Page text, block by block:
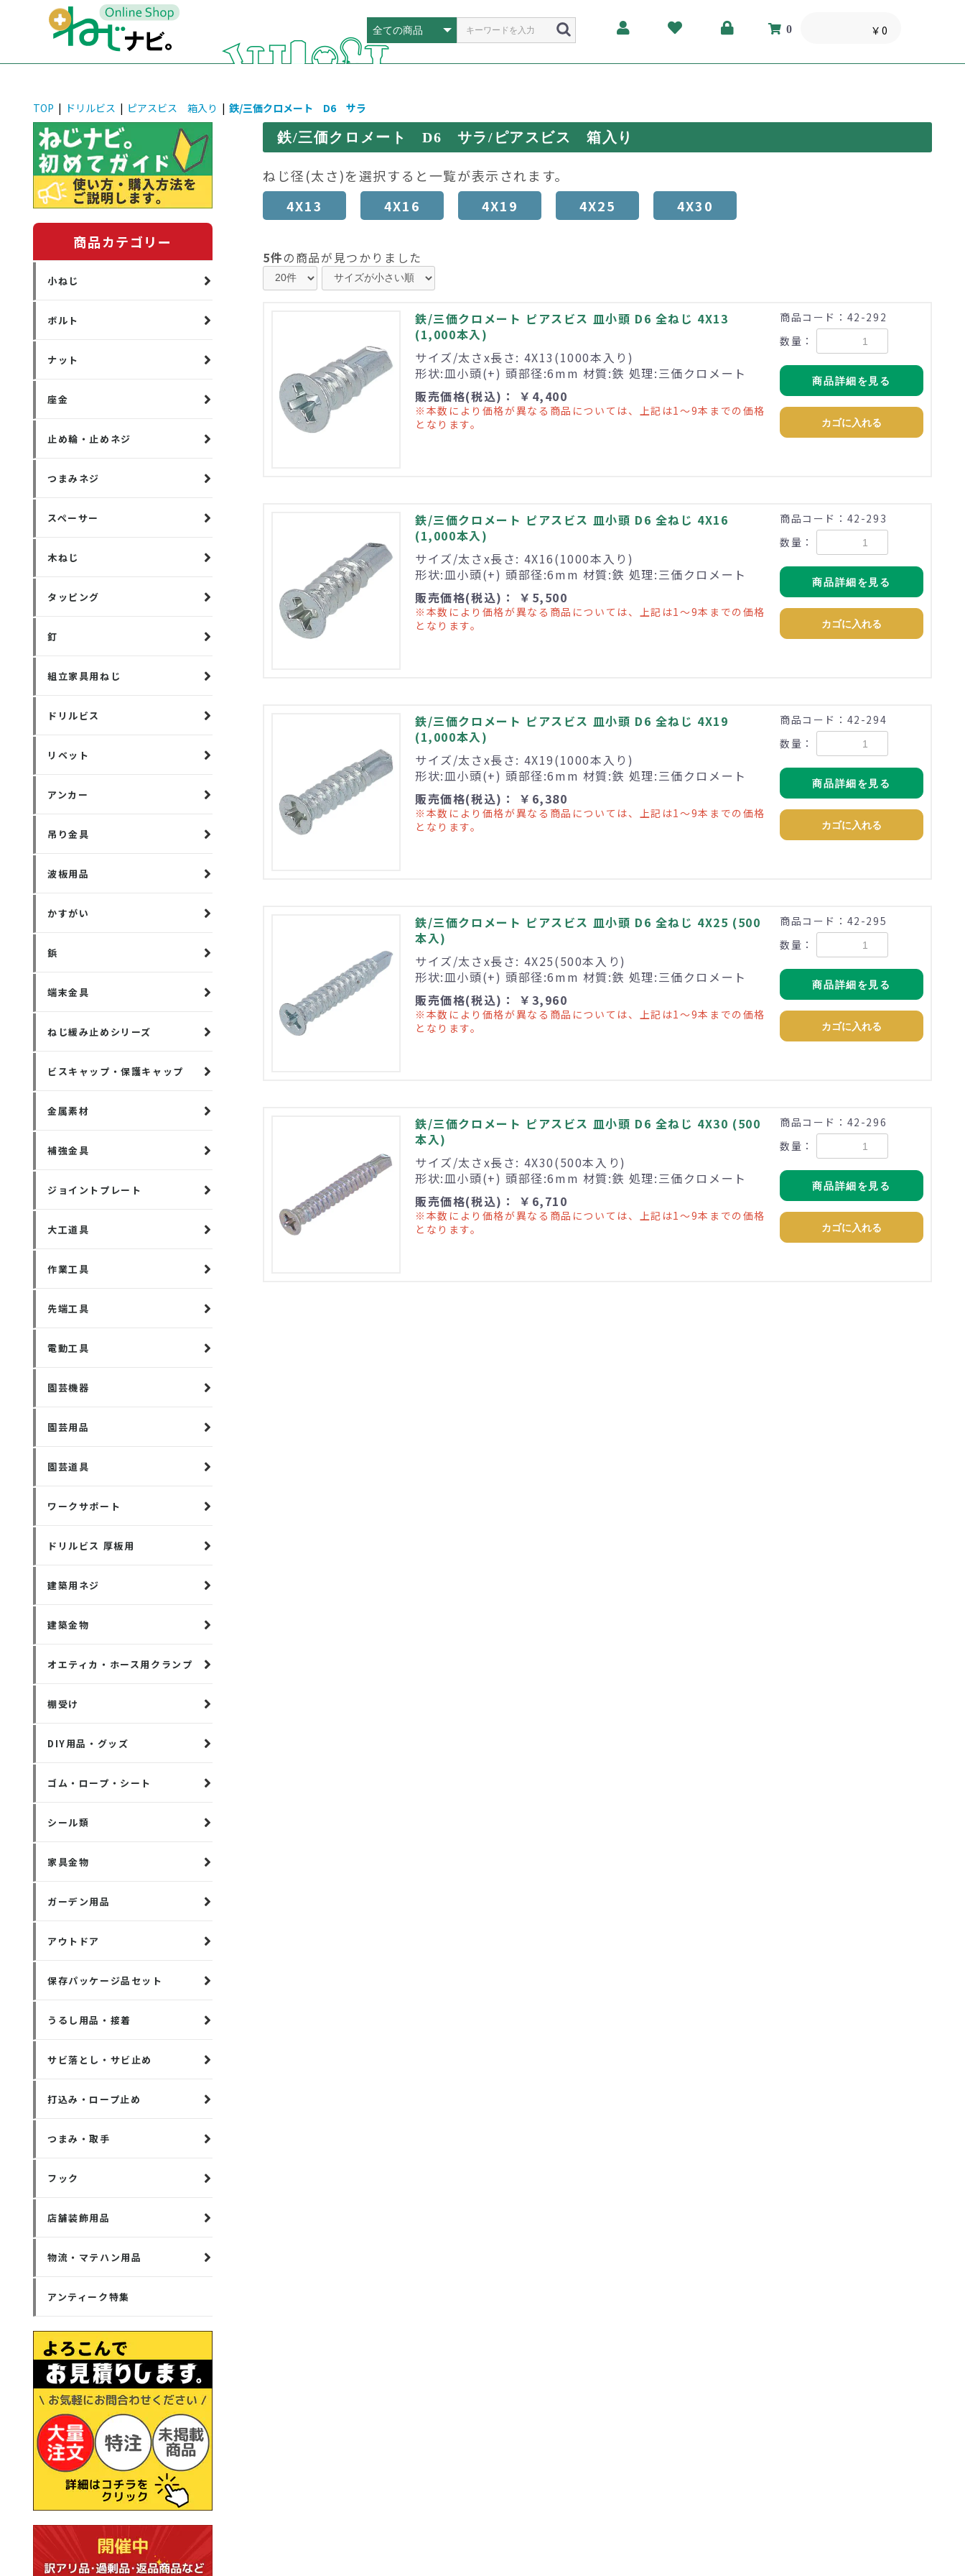
0 ￥0
TOP | ドリルビス | ピアスビス 箱入り | 鉄/三価クロメート D6 サラ
商品カテゴリー
小ねじ
ボルト
ナット
座金
止め輪・止めネジ
つまみネジ
スペーサー
木ねじ
タッピング
釘
組立家具用ねじ
ドリルビス
リベット
アンカー
吊り金具
波板用品
かすがい
鋲
端末金具
ねじ緩み止めシリーズ
ビスキャップ・保護キャップ
金属素材
補強金具
ジョイントプレート
大工道具
作業工具
先端工具
電動工具
園芸機器
園芸用品
園芸道具
ワークサポート
ドリルビス 厚板用
建築用ネジ
建築金物
オエティカ・ホース用クランプ
棚受け
DIY用品・グッズ
ゴム・ロープ・シート
シール類
家具金物
ガーデン用品
アウトドア
保存パッケージ品セット
うるし用品・接着
サビ落とし・サビ止め
打込み・ロープ止め
つまみ・取手
フック
店舗装飾用品
物流・マテハン用品
アンティーク特集
鉄/三価クロメート D6 サラ/ピアスビス 箱入り
ねじ径(太さ)を選択すると一覧が表示されます。
4X13
4X16 4X19 4X25 4X30
5件の商品が見つかりました
鉄/三価クロメート ピアスビス 皿小頭 D6 全ねじ 4X13
(1,000本入)
サイズ/太さx長さ: 4X13(1000本入り)
形状:皿小頭(+) 頭部径:6mm 材質:鉄 処理:三価クロメート
販売価格(税込)： ￥4,400
※本数により価格が異なる商品については、上記は1～9本までの価格
となります。
商品コード：42-292
数量：
商品詳細を見る
カゴに入れる
鉄/三価クロメート ピアスビス 皿小頭 D6 全ねじ 4X16
(1,000本入)
サイズ/太さx長さ: 4X16(1000本入り)
形状:皿小頭(+) 頭部径:6mm 材質:鉄 処理:三価クロメート
販売価格(税込)： ￥5,500
※本数により価格が異なる商品については、上記は1～9本までの価格
となります。
商品コード：42-293
数量：
商品詳細を見る
カゴに入れる
鉄/三価クロメート ピアスビス 皿小頭 D6 全ねじ 4X19
(1,000本入)
サイズ/太さx長さ: 4X19(1000本入り)
形状:皿小頭(+) 頭部径:6mm 材質:鉄 処理:三価クロメート
販売価格(税込)： ￥6,380
※本数により価格が異なる商品については、上記は1～9本までの価格
となります。
商品コード：42-294
数量：
商品詳細を見る
カゴに入れる
鉄/三価クロメート ピアスビス 皿小頭 D6 全ねじ 4X25 (500
本入)
サイズ/太さx長さ: 4X25(500本入り)
形状:皿小頭(+) 頭部径:6mm 材質:鉄 処理:三価クロメート
販売価格(税込)： ￥3,960
※本数により価格が異なる商品については、上記は1～9本までの価格
となります。
商品コード：42-295
数量：
商品詳細を見る
カゴに入れる
鉄/三価クロメート ピアスビス 皿小頭 D6 全ねじ 4X30 (500
本入)
サイズ/太さx長さ: 4X30(500本入り)
形状:皿小頭(+) 頭部径:6mm 材質:鉄 処理:三価クロメート
販売価格(税込)： ￥6,710
※本数により価格が異なる商品については、上記は1～9本までの価格
となります。
商品コード：42-296
数量：
商品詳細を見る
カゴに入れる